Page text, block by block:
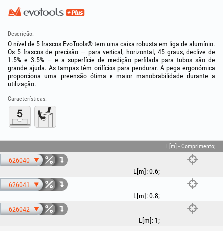
Descrição:
O nível de 5 frascos EvoTools® tem uma caixa robusta em liga de alumínio.
Os 5 frascos de precisão — para vertical, horizontal, 45 graus, declive de
1.5% e 3.5% — e a superfície de medição perfilada para tubos são de
grande ajuda. As tampas têm orifícios para pendurar. A pega ergonómica
proporciona uma preensão ótima e maior manobrabilidade durante a
utilização.
Características:
L[m] - Comprimento;
626040
L[m]:0.6;
626041
L[m]:0.8;
626042
L[m]: 1;